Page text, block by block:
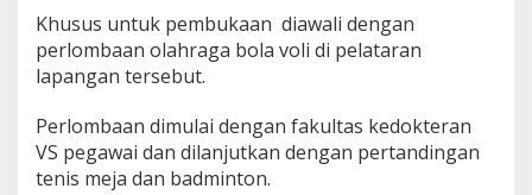
Khusus untuk pembukaan diawali dengan
perlombaan olahraga bola voli di pelataran
lapangan tersebut.
Perlombaan dimulai dengan fakultas kedokteran
VS pegawai dan dilanjutkan dengan pertandingan
tenis meja dan badminton.